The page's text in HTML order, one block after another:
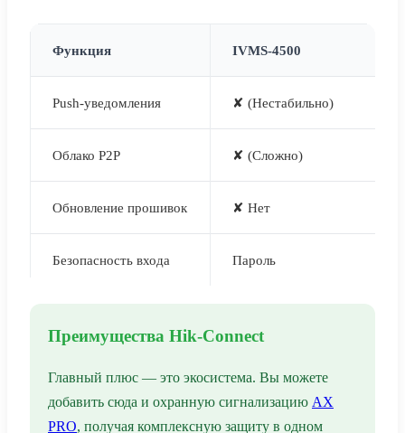
Функция IVMS-4500
Push-уведомления ✘ (Нестабильно)
Облако P2P ✘ (Сложно)
Обновление прошивок ✘ Нет
Безопасность входа Пароль
Преимущества Hik-Connect
Главный плюс — это экосистема. Вы можете
добавить сюда и охранную сигнализацию AX
PRO, получая комплексную защиту в одном